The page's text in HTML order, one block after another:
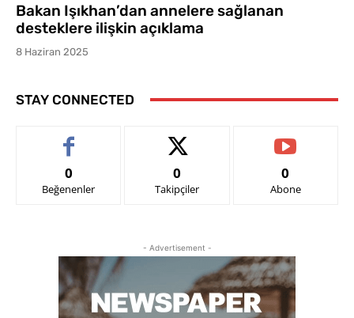
Bakan Işıkhan’dan annelere sağlanan
desteklere ilişkin açıklama
8 Haziran 2025
STAY CONNECTED
0
Beğenenler
0
Takipçiler
0
Abone
- Advertisement -